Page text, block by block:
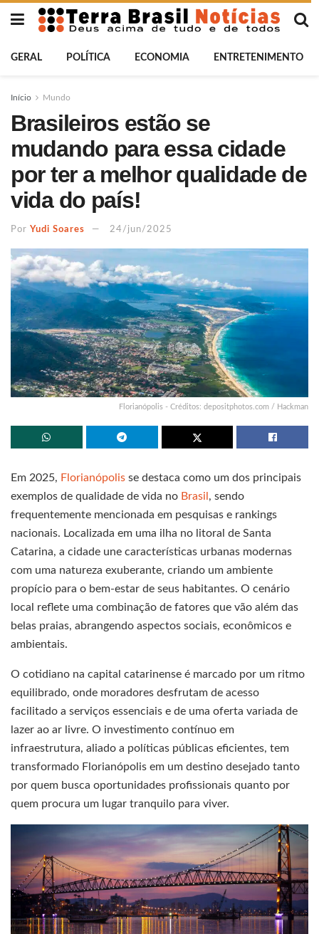
GERAL POLÍTICA ECONOMIA ENTRETENIMENTO
Início Mundo
Brasileiros estão se
mudando para essa cidade
por ter a melhor qualidade de
vida do país!
Por Yudi Soares 24/jun/2025
Florianópolis - Créditos: depositphotos.com / Hackman
Em 2025, Florianópolis se destaca como um dos principais
exemplos de qualidade de vida no Brasil , sendo
frequentemente mencionada em pesquisas e rankings
nacionais. Localizada em uma ilha no litoral de Santa
Catarina, a cidade une características urbanas modernas
com uma natureza exuberante, criando um ambiente
propício para o bem-estar de seus habitantes. O cenário
local reflete uma combinação de fatores que vão além das
belas praias, abrangendo aspectos sociais, econômicos e
ambientais.
O cotidiano na capital catarinense é marcado por um ritmo
equilibrado, onde moradores desfrutam de acesso
facilitado a serviços essenciais e de uma oferta variada de
lazer ao ar livre. O investimento contínuo em
infraestrutura, aliado a políticas públicas eficientes, tem
transformado Florianópolis em um destino desejado tanto
por quem busca oportunidades profissionais quanto por
quem procura um lugar tranquilo para viver.